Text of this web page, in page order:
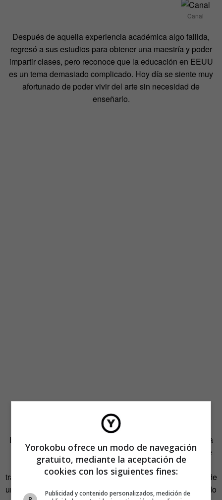
Canal
Después de aquella experiencia académica algo fallida,
regresó a sus estudios para obtener una maestría y poder
impartir clases, pero reconoce que la educación en EEUU
es un tema demasiado complicado. Hoy día se siente muy
afortunado de poder vivir del arte sin necesidad de
enseñarlo.
El año pasado lo pasó en Sarajevo, dónde se inspiró para
hacer una de sus últimas series. Sus dibujos son siempre
en blanco y negro, añadiendo así más dramatismo a su
trabajo, y con cada uno de ellos puede estar centrado desde
una semana hasta seis meses, evidentemente dependiendo
Yorokobu ofrece un modo de navegación
gratuito, mediante la aceptación de
cookies con los siguientes fines:
Publicidad y contenido personalizados, medición de